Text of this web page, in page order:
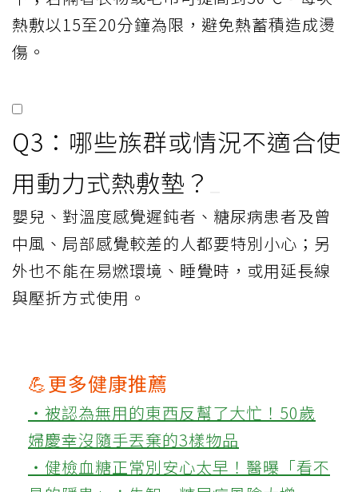
止痛，需依部位與溫度控制，且不建議睡覺
時使用。
Q2：熱敷墊的溫度與使用時間
應該怎麼控制？
直接接觸皮膚時溫度應維持在40至45℃以
下；若隔著衣物或毛巾可提高到50℃。每次
熱敷以15至20分鐘為限，避免熱蓄積造成燙
傷。
Q3：哪些族群或情況不適合使
用動力式熱敷墊？
嬰兒、對溫度感覺遲鈍者、糖尿病患者及曾
中風、局部感覺較差的人都要特別小心；另